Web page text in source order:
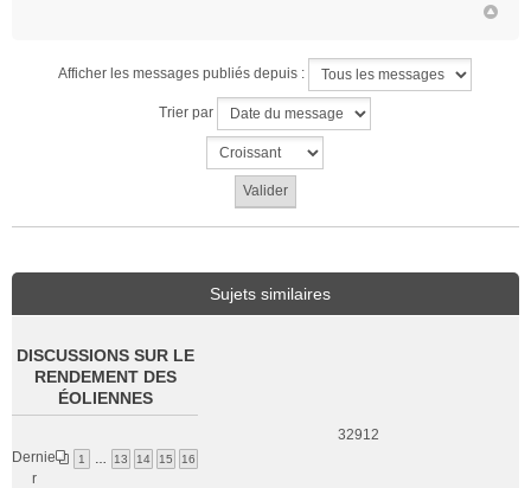
Afficher les messages publiés depuis :
Trier par
Sujets similaires
DISCUSSIONS SUR LE
RENDEMENT DES
ÉOLIENNES
1 13 14 15 16
Dernie
r
32912